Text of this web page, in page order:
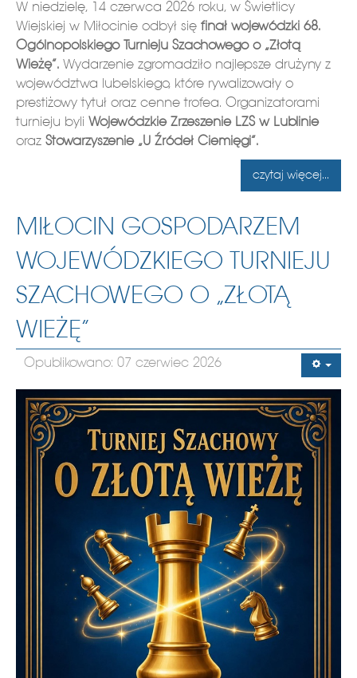
W niedzielę, 14 czerwca 2026 roku, w Świetlicy
Wiejskiej w Miłocinie odbył się finał wojewódzki 68.
Ogólnopolskiego Turnieju Szachowego o „Złotą
Wieżę”. Wydarzenie zgromadziło najlepsze drużyny z
województwa lubelskiego, które rywalizowały o
prestiżowy tytuł oraz cenne trofea. Organizatorami
turnieju byli Wojewódzkie Zrzeszenie LZS w Lublinie
oraz Stowarzyszenie „U Źródeł Ciemięgi”.
czytaj więcej...
MIŁOCIN GOSPODARZEM
WOJEWÓDZKIEGO TURNIEJU
SZACHOWEGO O „ZŁOTĄ
WIEŻĘ”
Opublikowano: 07 czerwiec 2026